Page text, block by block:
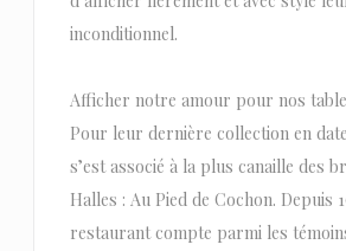
inconditionnel.
Afficher notre amour pour nos
Pour leur dernière collection en
s’est associé à la plus canaille des
Halles : Au Pied de Cochon. Depuis
restaurant compte parmi les